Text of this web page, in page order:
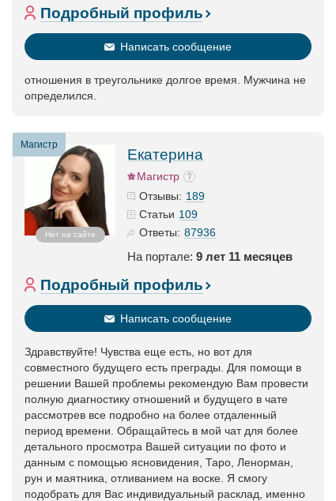
Подробный профиль
Написать сообщение
отношения в треугольнике долгое время. Мужчина не
определился.
Магистр
Нет на сайте
Екатерина
Магистр
Отзывы: 189
Статьи 109
Ответы: 87936
На портале: 9 лет 11 месяцев
Подробный профиль
Написать сообщение
Здравствуйте! Чувства еще есть, но вот для
совместного будущего есть преграды. Для помощи в
решении Вашей проблемы рекомендую Вам провести
полную диагностику отношений и будущего в чате
рассмотрев все подробно на более отдаленный
период времени. Обращайтесь в мой чат для более
детального просмотра Вашей ситуации по фото и
данным с помощью ясновидения, Таро, Ленорман,
рун и маятника, отливанием на воске. Я смогу
подобрать для Вас индивидуальный расклад, именно